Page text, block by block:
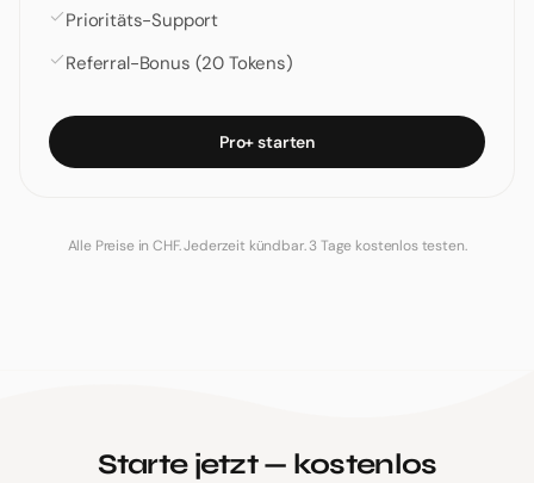
Prioritäts-Support
Referral-Bonus (20 Tokens)
Pro+ starten
Alle Preise in CHF. Jederzeit kündbar. 3 Tage kostenlos testen.
Starte jetzt — kostenlos